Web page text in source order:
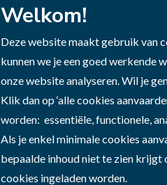
Welkom!
Deze website maakt gebruik van
kunnen we je een goed werkende
onze website analyseren. Wil je
Klik dan op ‘alle cookies
worden: essentiële, functionele,
Als je enkel minimale cookies
bepaalde inhoud niet te zien krijgt
cookies ingeladen worden.